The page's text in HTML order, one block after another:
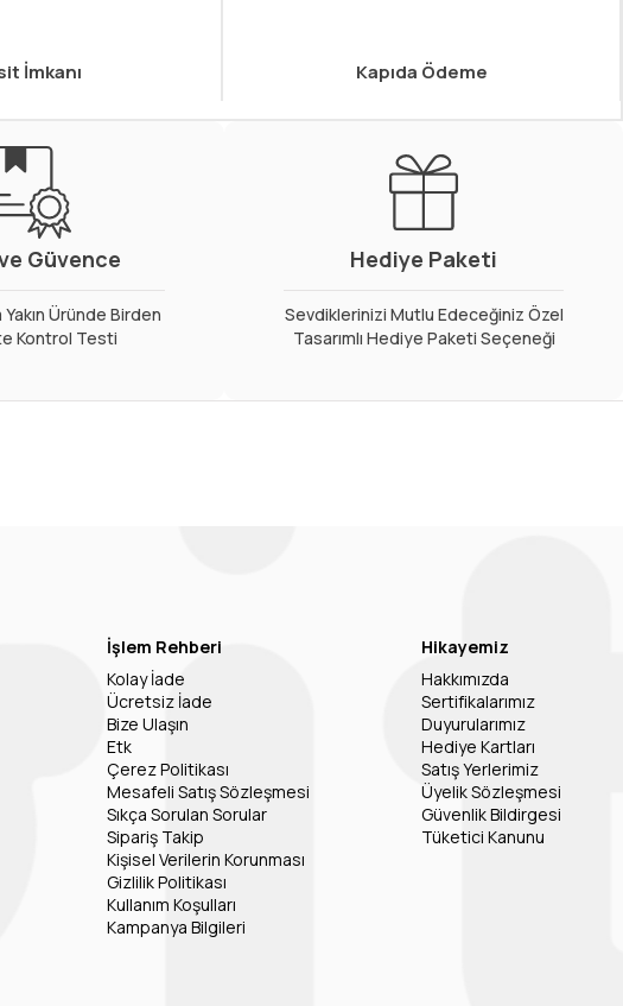
İmkanı Kapıda Ödeme
Güvence
Yakın Üründe Birden
Kontrol Testi
Hediye Paketi
Sevdiklerinizi Mutlu Edeceğiniz Özel
Tasarımlı Hediye Paketi Seçeneği
İşlem Rehberi
Kolay İade
Ücretsiz İade
Bize Ulaşın
Etk
Çerez Politikası
Mesafeli Satış Sözleşmesi
Sıkça Sorulan Sorular
Sipariş Takip
Kişisel Verilerin Korunması
Gizlilik Politikası
Kullanım Koşulları
Kampanya Bilgileri
Hikayemiz
Hakkımızda
Sertifikalarımız
Duyurularımız
Hediye Kartları
Satış Yerlerimiz
Üyelik Sözleşmesi
Güvenlik Bildirgesi
Tüketici Kanunu